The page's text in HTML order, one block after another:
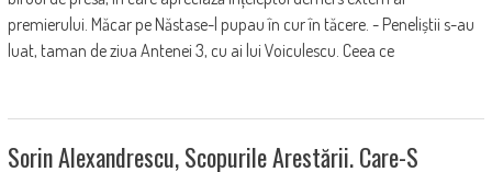
premierului. Măcar pe Năstase-l pupau în cur în tăcere. - Peneliștii s-au
luat, taman de ziua Antenei 3, cu ai lui Voiculescu. Ceea ce
Sorin Alexandrescu, Scopurile Arestării. Care-S